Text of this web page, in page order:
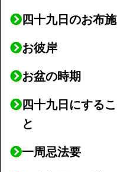
四十九日のお布施
お彼岸
お盆の時期
四十九日にするこ
と
一周忌法要